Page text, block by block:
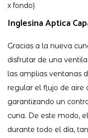
x fondo)
Inglesina Aptica
Gracias a la nueva
disfrutar de una
las amplias ventanas
regular el flujo de aire
garantizando un
cuna. De este modo,
durante todo el día,